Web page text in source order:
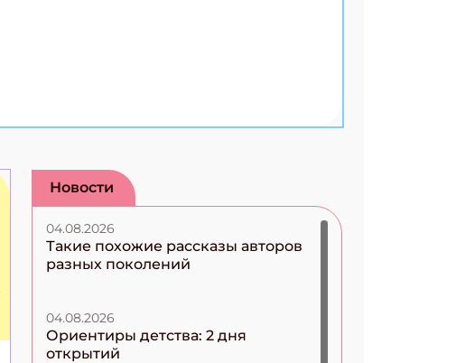
Новости
04.08.2026
Такие похожие рассказы авторов
разных поколений
04.08.2026
Ориентиры детства: 2 дня
открытий